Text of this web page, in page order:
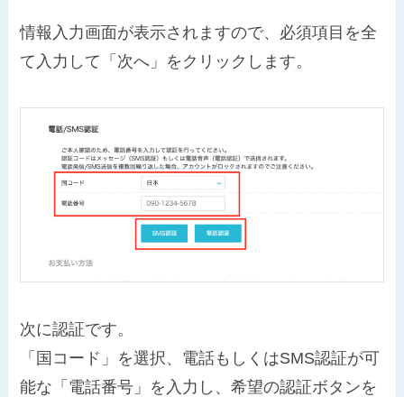
情報入力画面が表示されますので、必須項目を全
て入力して「次へ」をクリックします。
次に認証です。
「国コード」を選択、電話もしくはSMS認証が可
能な「電話番号」を入力し、希望の認証ボタンを